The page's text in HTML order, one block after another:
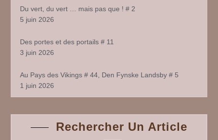
Du vert, du vert … mais pas que ! # 2
5 juin 2026
Des portes et des portails # 11
3 juin 2026
Au Pays des Vikings # 44, Den Fynske Landsby # 5
1 juin 2026
Rechercher Un Article